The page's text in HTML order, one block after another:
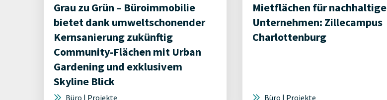
Grau zu Grün – Büroimmobilie
bietet dank umweltschonender
Kernsanierung zukünftig
Community-Flächen mit Urban
Gardening und exklusivem
Skyline Blick
Büro | Projekte
Mietflächen für nachhaltige
Unternehmen: Zillecampus
Charlottenburg
Büro | Projekte